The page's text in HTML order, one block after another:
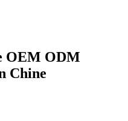
OEM ODM
Chine